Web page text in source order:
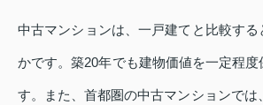
中古マンションは、一戸建てと比較す
かです。築20年でも建物価値を一定程度
す。また、首都圏の中古マンションでは